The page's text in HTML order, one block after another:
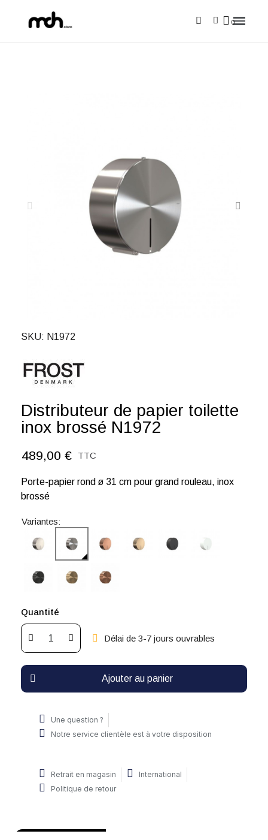
SKU N1972
Distributeur de papier toilette
inox brossé N1972
489,00 € TTC
Porte-papier rond ø 31 cm pour grand rouleau, inox
brossé
Variantes:
Quantité
Délai de 3-7 jours ouvrables
Ajouter au panier
Une question ?
Notre service clientèle est à votre disposition
Retrait en magasin
International
Politique de retour